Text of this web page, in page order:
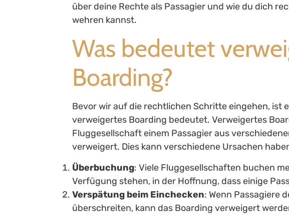
über deine Rechte als Passagier und wie du dich
wehren kannst.
Was bedeutet
Boarding?
Bevor wir auf die rechtlichen Schritte eingehen, ist
verweigertes Boarding bedeutet. Verweigertes
Fluggesellschaft einem Passagier aus
verweigert. Dies kann verschiedene Ursachen
Überbuchung: Viele Fluggesellschaften buchen
Verfügung stehen, in der Hoffnung, dass einige
Verspätung beim Einchecken: Wenn Passagiere
überschreiten, kann das Boarding verweigert